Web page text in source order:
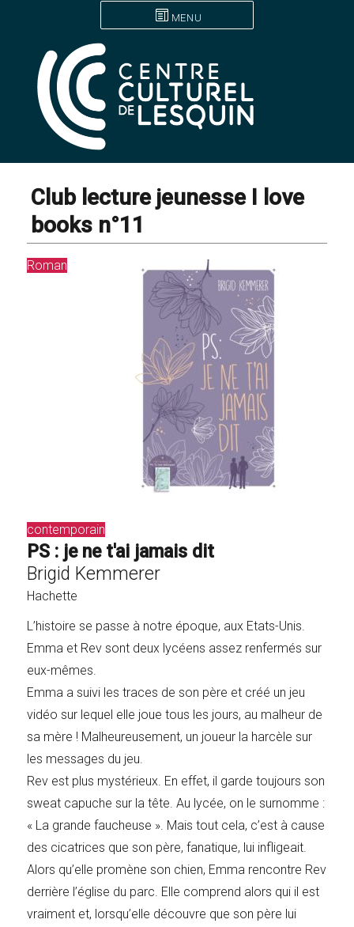
MENU
Club lecture jeunesse I love
books n°11
Roman
contemporain
PS : je ne t'ai jamais dit
Brigid Kemmerer
Hachette
L’histoire se passe à notre époque, aux Etats-Unis.
Emma et Rev sont deux lycéens assez renfermés sur
eux-mêmes.
Emma a suivi les traces de son père et créé un jeu
vidéo sur lequel elle joue tous les jours, au malheur de
sa mère ! Malheureusement, un joueur la harcèle sur
les messages du jeu.
Rev est plus mystérieux. En effet, il garde toujours son
sweat capuche sur la tête. Au lycée, on le surnomme :
« La grande faucheuse ». Mais tout cela, c’est à cause
des cicatrices que son père, fanatique, lui infligeait.
Alors qu’elle promène son chien, Emma rencontre Rev
derrière l’église du parc. Elle comprend alors qui il est
vraiment et, lorsqu’elle découvre que son père lui